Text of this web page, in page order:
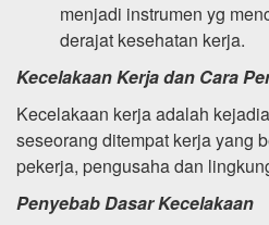
menjadi instrumen yg
derajat kesehatan kerja.
Kecelakaan Kerja dan Cara
Kecelakaan kerja adalah
seseorang ditempat kerja yang
pekerja, pengusaha dan
Penyebab Dasar Kecelakaan